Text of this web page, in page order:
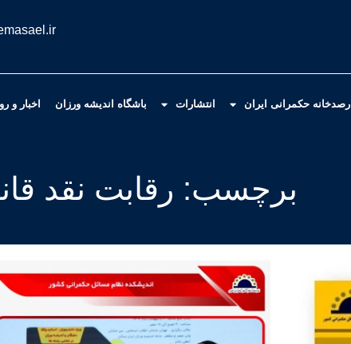
رصدخانه حکمرانی ایران انتشارات باشگاه اندیشه ورزان اخبار و
برچسب: رقابت نقد